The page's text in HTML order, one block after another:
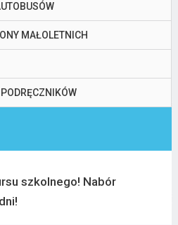
MAŁOLETNICH
szkolnego! Nabór